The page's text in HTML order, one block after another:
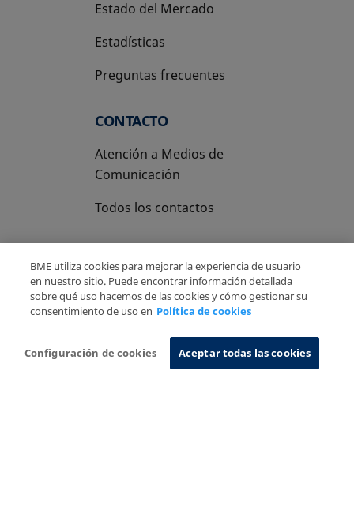
Estado del Mercado
Estadísticas
Preguntas frecuentes
CONTACTO
Atención a Medios de
Comunicación
Todos los contactos
Copyright Ⓒ BME 2026
Aviso Legal
Sistema de Información
BME utiliza cookies para mejorar la experiencia de usuario
en nuestro sitio. Puede encontrar información detallada
sobre qué uso hacemos de las cookies y cómo gestionar su
consentimiento de uso en Política de cookies
Configuración de cookies Aceptar todas las cookies